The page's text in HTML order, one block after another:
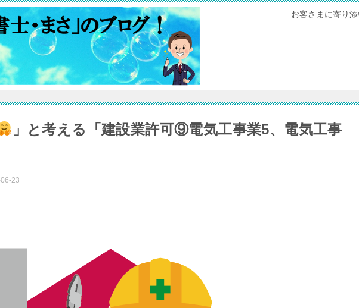
お客さまに寄り
」と考える「建設業許可⑨電気工事業5、電気工事
23